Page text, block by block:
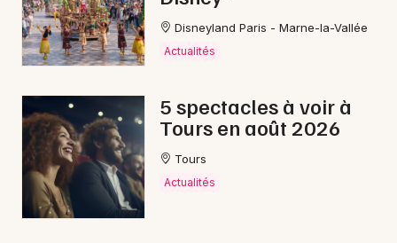
Disneyland Paris - Marne-la-Vallée
Actualités
5 spectacles à voir à
Tours en août 2026
Tours
Actualités